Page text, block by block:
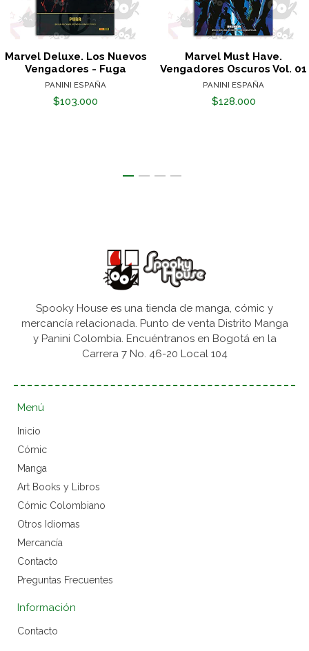
Marvel Deluxe. Los Nuevos
Vengadores - Fuga
PANINI ESPAÑA
$103.000
Marvel Must Have.
Vengadores Oscuros Vol. 01
PANINI ESPAÑA
$128.000
Spooky House es una tienda de manga, cómic y
mercancía relacionada. Punto de venta Distrito Manga
y Panini Colombia. Encuéntranos en Bogotá en la
Carrera 7 No. 46-20 Local 104
Menú
Inicio
Cómic
Manga
Art Books y Libros
Cómic Colombiano
Otros Idiomas
Mercancía
Contacto
Preguntas Frecuentes
Información
Contacto